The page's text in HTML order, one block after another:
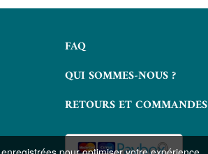
FAQ
QUI SOMMES-NOUS ?
RETOURS ET COMMANDES